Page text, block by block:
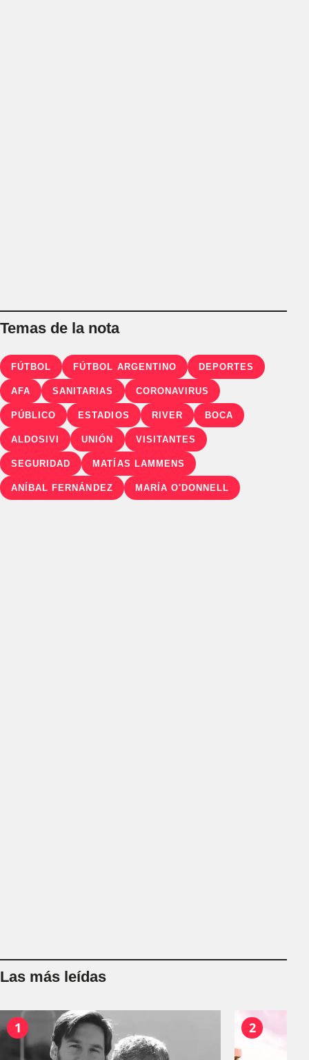
Temas de la nota
FÚTBOL FÚTBOL ARGENTINO DEPORTES
AFA SANITARIAS CORONAVIRUS
PÚBLICO ESTADIOS RIVER BOCA
ALDOSIVI UNIÓN VISITANTES
SEGURIDAD MATÍAS LAMMENS
ANÍBAL FERNÁNDEZ MARÍA O'DONNELL
Las más leídas
1 2